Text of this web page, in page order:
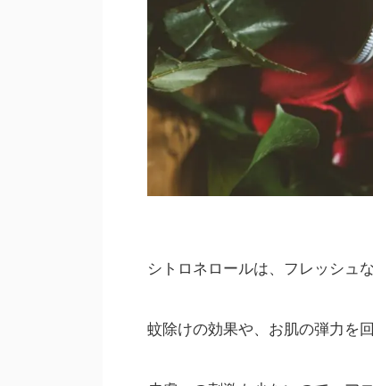
シトロネロールは、フレッシュ
蚊除けの効果や、お肌の弾力を